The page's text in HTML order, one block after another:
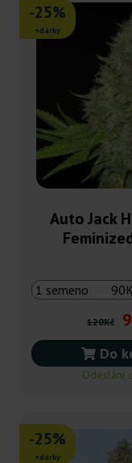
-25%
+dárky
Auto Jack
120Kč
Do
Odeslání
-25%
+dárky